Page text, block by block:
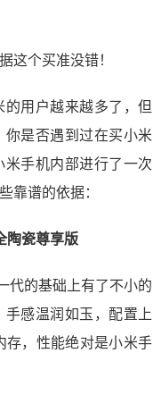
用户越来越多了，但
是否遇到过在买小米
手机内部进行了一次
靠谱的依据：
陶瓷尊享版
代的基础上有了不小的
感温润如玉，配置上
存，性能绝对是小米手